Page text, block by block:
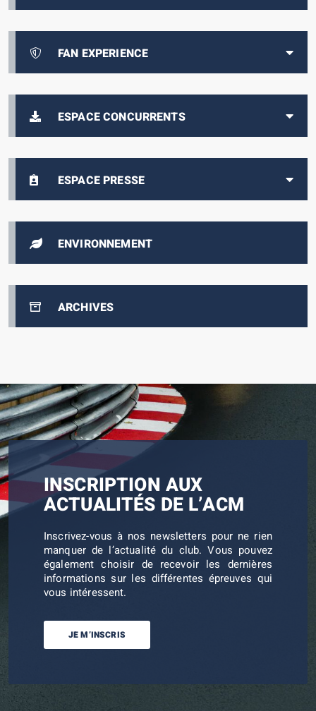
FAN EXPERIENCE
ESPACE CONCURRENTS
ESPACE PRESSE
ENVIRONNEMENT
ARCHIVES
INSCRIPTION AUX
ACTUALITÉS DE L’ACM
Inscrivez-vous à nos newsletters pour ne rien
manquer de l’actualité du club. Vous pouvez
également choisir de recevoir les dernières
informations sur les différentes épreuves qui
vous intéressent.
JE M’INSCRIS